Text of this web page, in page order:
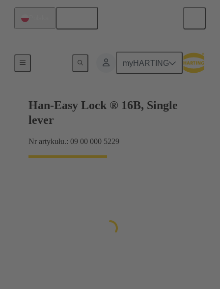
myHARTING
Systemy blokujące
Han-Easy Lock ® 16B, Single
lever
Nr artykułu.: 09 00 000 5229